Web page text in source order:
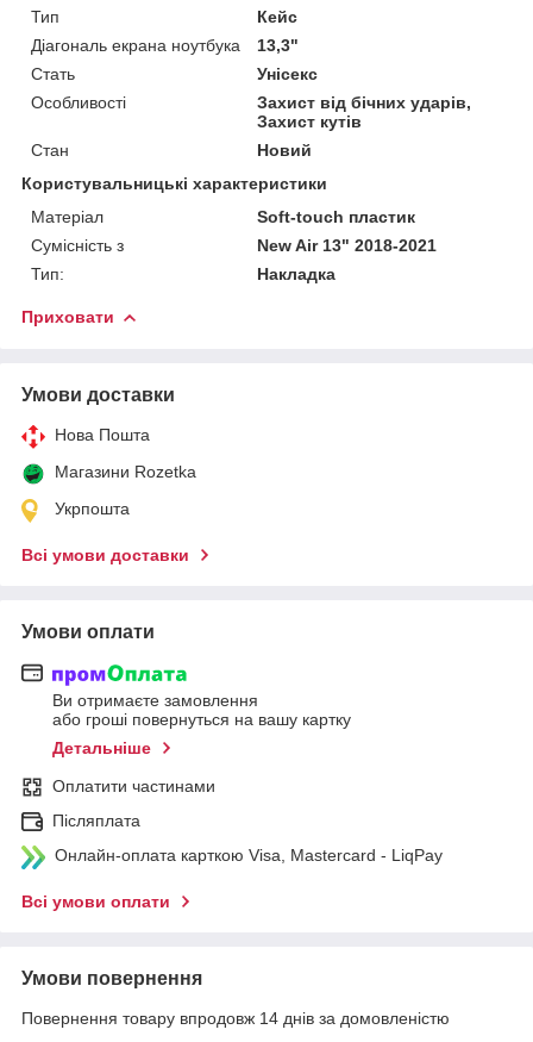
Тип
Кейс
Діагональ екрана ноутбука
13,3"
Стать
Унісекс
Особливості
Захист від бічних ударів,
Захист кутів
Стан
Новий
Користувальницькі характеристики
Матеріал
Soft-touch пластик
Сумісність з
New Air 13" 2018-2021
Тип:
Накладка
Приховати
Умови доставки
Нова Пошта
Магазини Rozetka
Укрпошта
Всі умови доставки
Умови оплати
Ви отримаєте замовлення
або гроші повернуться на вашу картку
Детальніше
Оплатити частинами
Післяплата
Онлайн-оплата карткою Visa, Mastercard - LiqPay
Всі умови оплати
Умови повернення
Повернення товару впродовж 14 днів за домовленістю